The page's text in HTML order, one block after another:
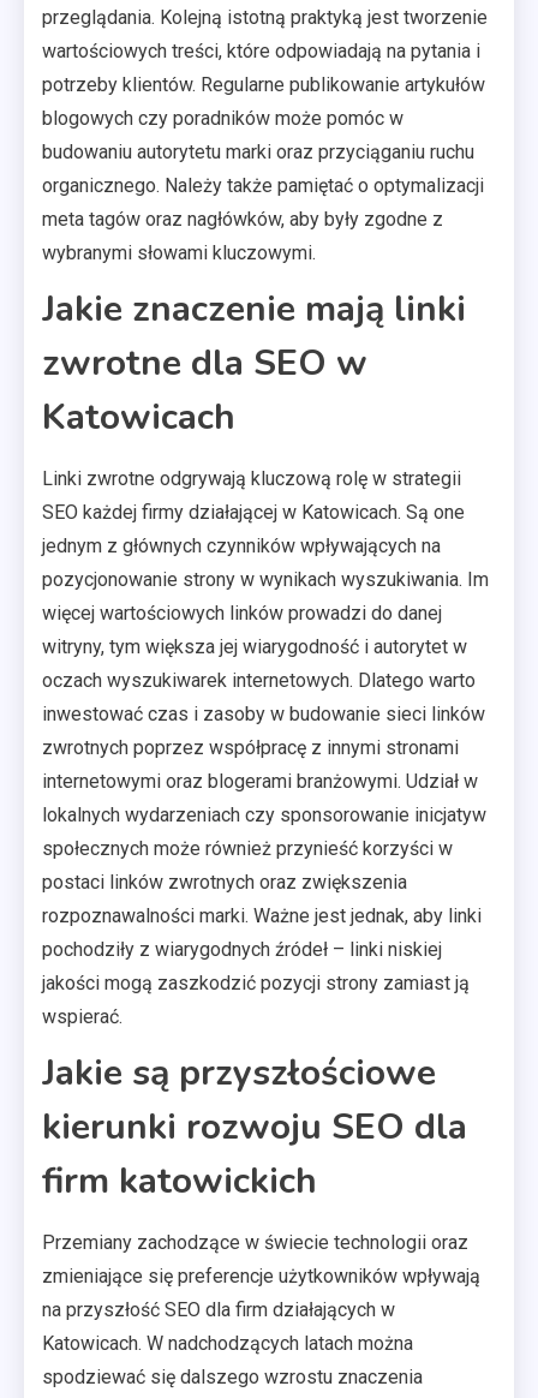
przeglądania. Kolejną istotną praktyką jest tworzenie
wartościowych treści, które odpowiadają na pytania i
potrzeby klientów. Regularne publikowanie artykułów
blogowych czy poradników może pomóc w
budowaniu autorytetu marki oraz przyciąganiu ruchu
organicznego. Należy także pamiętać o optymalizacji
meta tagów oraz nagłówków, aby były zgodne z
wybranymi słowami kluczowymi.
Jakie znaczenie mają linki
zwrotne dla SEO w
Katowicach
Linki zwrotne odgrywają kluczową rolę w strategii
SEO każdej firmy działającej w Katowicach. Są one
jednym z głównych czynników wpływających na
pozycjonowanie strony w wynikach wyszukiwania. Im
więcej wartościowych linków prowadzi do danej
witryny, tym większa jej wiarygodność i autorytet w
oczach wyszukiwarek internetowych. Dlatego warto
inwestować czas i zasoby w budowanie sieci linków
zwrotnych poprzez współpracę z innymi stronami
internetowymi oraz blogerami branżowymi. Udział w
lokalnych wydarzeniach czy sponsorowanie inicjatyw
społecznych może również przynieść korzyści w
postaci linków zwrotnych oraz zwiększenia
rozpoznawalności marki. Ważne jest jednak, aby linki
pochodziły z wiarygodnych źródeł – linki niskiej
jakości mogą zaszkodzić pozycji strony zamiast ją
wspierać.
Jakie są przyszłościowe
kierunki rozwoju SEO dla
firm katowickich
Przemiany zachodzące w świecie technologii oraz
zmieniające się preferencje użytkowników wpływają
na przyszłość SEO dla firm działających w
Katowicach. W nadchodzących latach można
spodziewać się dalszego wzrostu znaczenia